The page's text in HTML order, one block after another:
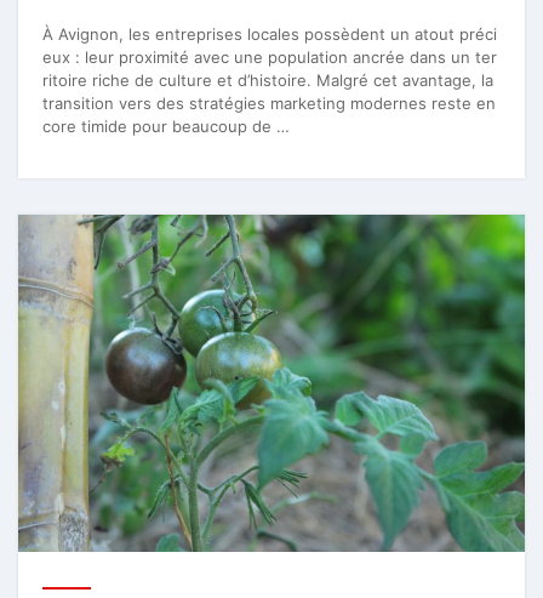
À Avignon, les entreprises locales possèdent un atout préci
eux : leur proximité avec une population ancrée dans un ter
ritoire riche de culture et d’histoire. Malgré cet avantage, la
transition vers des stratégies marketing modernes reste en
core timide pour beaucoup de …